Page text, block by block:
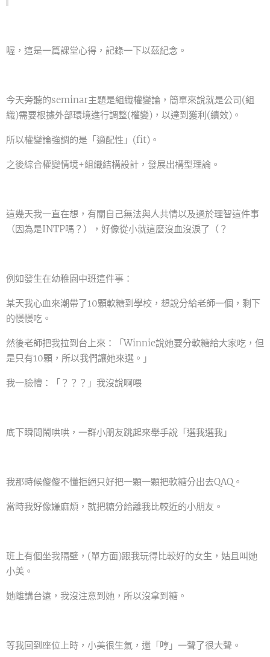
喔，這是一篇課堂心得，記錄一下以茲紀念。
今天旁聽的seminar主題是組織權變論，簡單來說就是公司(組
織)需要根據外部環境進行調整(權變)，以達到獲利(績效)。
所以權變論強調的是「適配性」(fit)。
之後綜合權變情境+組織結構設計，發展出構型理論。
這幾天我一直在想，有關自己無法與人共情以及過於理智這件事
（因為是INTP嗎？），好像從小就這麼沒血沒淚了（？
例如發生在幼稚園中班這件事：
某天我心血來潮帶了10顆軟糖到學校，想說分給老師一個，剩下
的慢慢吃。
然後老師把我拉到台上來：「Winnie說她要分軟糖給大家吃，但
是只有10顆，所以我們讓她來選。」
我一臉懵：「？？？」我沒說啊喂
底下瞬間鬧哄哄，一群小朋友跳起來舉手說「選我選我」
我那時候傻傻不懂拒絕只好把一顆一顆把軟糖分出去QAQ。
當時我好像嫌麻煩，就把糖分給離我比較近的小朋友。
班上有個坐我隔壁，(單方面)跟我玩得比較好的女生，姑且叫她
小美。
她離講台遠，我沒注意到她，所以沒拿到糖。
等我回到座位上時，小美很生氣，還「哼」一聲了很大聲。